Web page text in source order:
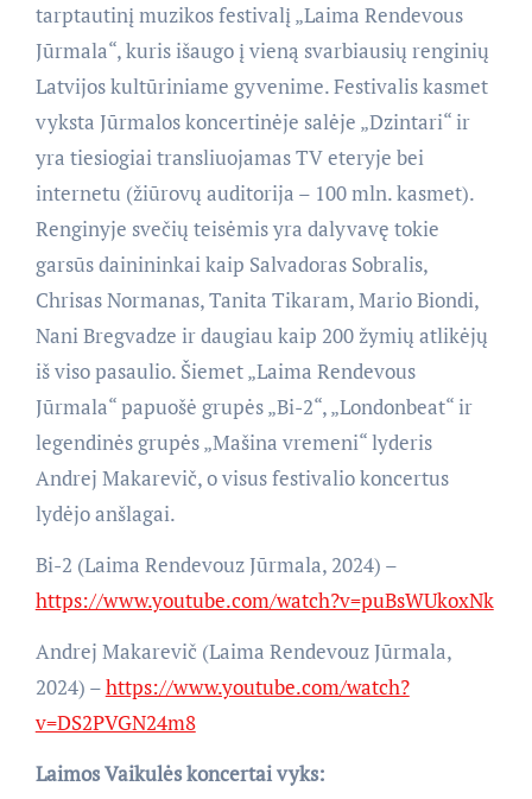
tarptautinį muzikos festivalį „Laima Rendevous
Jūrmala“, kuris išaugo į vieną svarbiausių renginių
Latvijos kultūriniame gyvenime. Festivalis kasmet
vyksta Jūrmalos koncertinėje salėje „Dzintari“ ir
yra tiesiogiai transliuojamas TV eteryje bei
internetu (žiūrovų auditorija – 100 mln. kasmet).
Renginyje svečių teisėmis yra dalyvavę tokie
garsūs dainininkai kaip Salvadoras Sobralis,
Chrisas Normanas, Tanita Tikaram, Mario Biondi,
Nani Bregvadze ir daugiau kaip 200 žymių atlikėjų
iš viso pasaulio. Šiemet „Laima Rendevous
Jūrmala“ papuošė grupės „Bi-2“, „Londonbeat“ ir
legendinės grupės „Mašina vremeni“ lyderis
Andrej Makarevič, o visus festivalio koncertus
lydėjo anšlagai.
Bi-2 (Laima Rendevouz Jūrmala, 2024) –
https://www.youtube.com/watch?v=puBsWUkoxNk
Andrej Makarevič (Laima Rendevouz Jūrmala,
2024) –https://www.youtube.com/watch?
v=DS2PVGN24m8
Laimos Vaikulės koncertai vyks: